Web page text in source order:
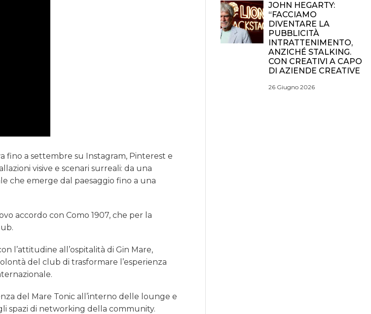
fino a settembre su Instagram, Pinterest e
visive e scenari surreali: da una
che emerge dal paesaggio fino a una
accordo con Como 1907, che per la
l’attitudine all’ospitalità di Gin Mare,
del club di trasformare l’esperienza
del Mare Tonic all’interno delle lounge e
spazi di networking della community.
JOHN HEGARTY:
“FACCIAMO
DIVENTARE LA
PUBBLICITÀ
INTRATTENIMENTO,
ANZICHÉ STALKING.
CON CREATIVI A CAPO
DI AZIENDE CREATIVE
26 Giugno 2026